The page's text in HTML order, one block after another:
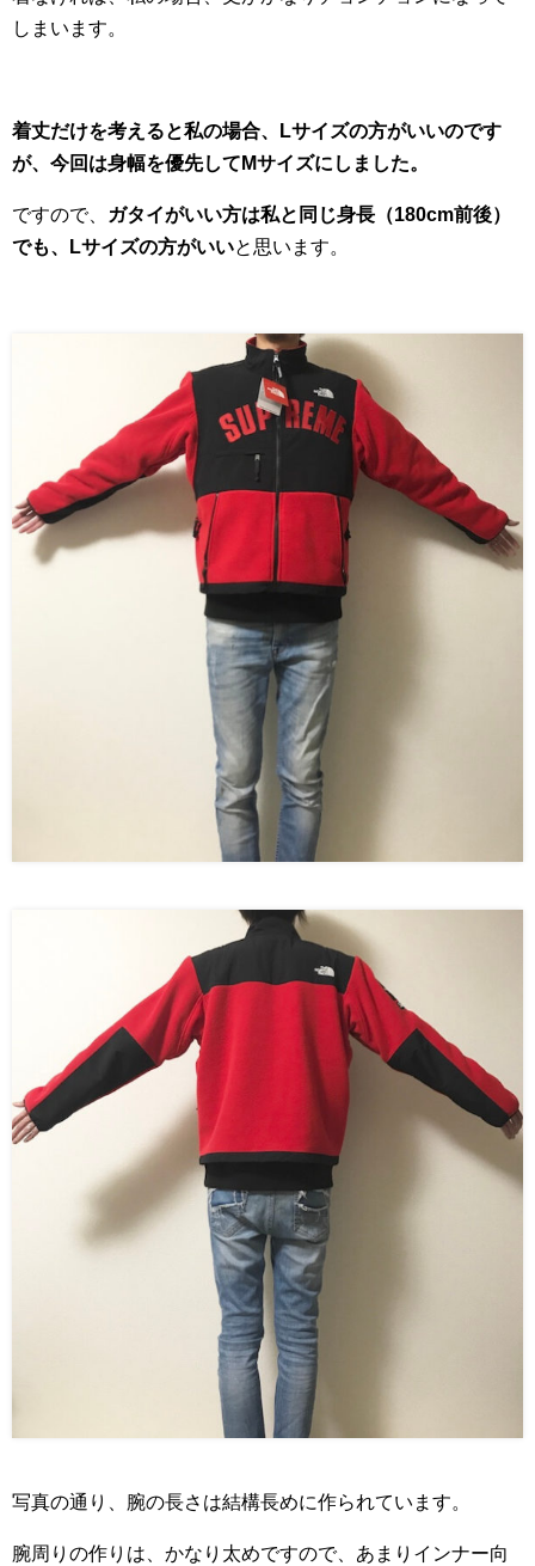
しまいます。
着丈だけを考えると私の場合、Lサイズの方がいいのです
が、今回は身幅を優先してMサイズにしました。
ですので、
ガタイがいい方は私と同じ身長（180cm前後）
でも、Lサイズの方がいいと思います。
写真の通り、腕の長さは結構長めに作られています。
腕周りの作りは、かなり太めですので、あまりインナー向